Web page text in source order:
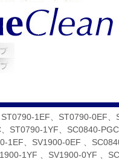
1EF、ST0790-0EF
、ST0790-1YF、SC0840-
1EF、SV1900-0EF 、
1YF 、SV1900-0YF 、